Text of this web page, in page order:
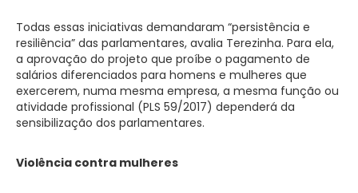
Todas essas iniciativas demandaram “persistência e
resiliência” das parlamentares, avalia Terezinha. Para ela,
a aprovação do projeto que proíbe o pagamento de
salários diferenciados para homens e mulheres que
exercerem, numa mesma empresa, a mesma função ou
atividade profissional (PLS 59/2017) dependerá da
sensibilização dos parlamentares.
Violência contra mulheres